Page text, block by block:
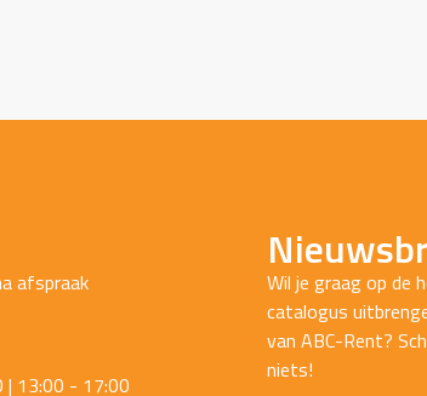
afspraak
13:00 - 17:00
Wil je graag op de
catalogus
van ABC-Rent?
niets!